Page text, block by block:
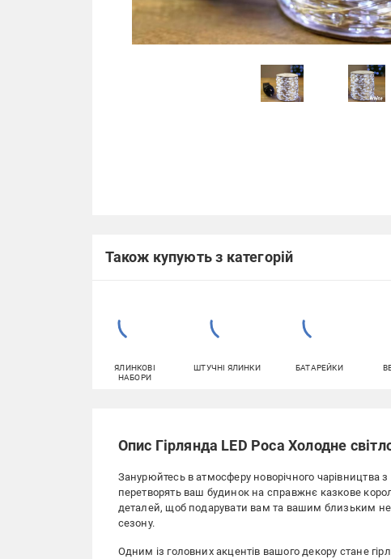
Також купують з категорій
ЯЛИНКОВІ
НАБОРИ
ШТУЧНІ ЯЛИНКИ БАТАРЕЙКИ
Опис Гірлянда LED Роса Холодне
Занурюйтесь в атмосферу новорічного
перетворять ваш будинок на справжнє казкове
деталей, щоб подарувати вам та вашим близьким
сезону.
Одним із головних акцентів вашого декору стане